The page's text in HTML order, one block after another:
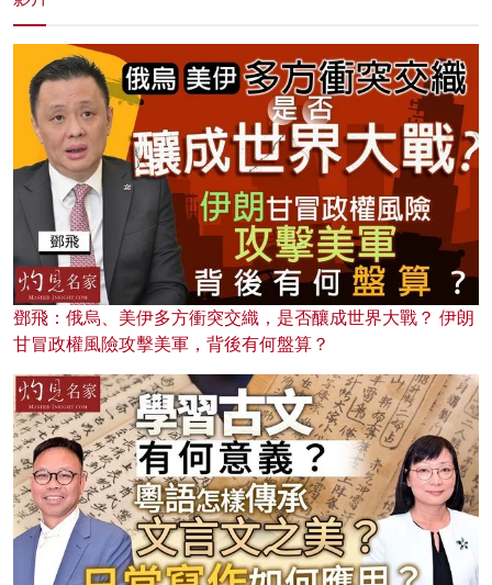
鄧飛：俄烏、美伊多方衝突交織，是否釀成世界大戰？ 伊朗
甘冒政權風險攻擊美軍，背後有何盤算？